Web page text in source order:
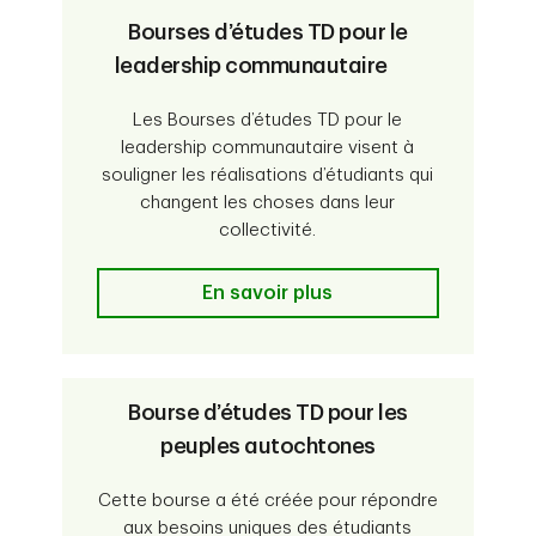
Bourses d’études TD pour le
leadership communautaire
Les Bourses d’études TD pour le
leadership communautaire visent à
souligner les réalisations d’étudiants qui
changent les choses dans leur
collectivité.
Bourses d’études TD pour le
En savoir plus
Bourse d’études TD pour les
peuples autochtones
Cette bourse a été créée pour répondre
aux besoins uniques des étudiants